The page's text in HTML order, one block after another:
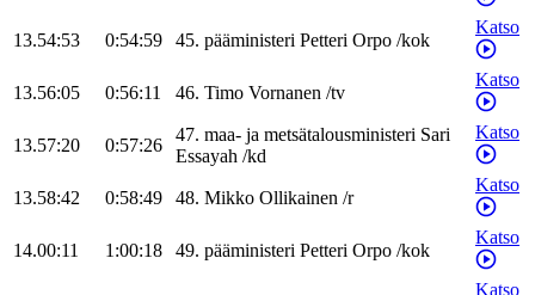
13.54:53 0:54:59 45. pääministeri Petteri Orpo /kok
Katso
13.56:05 0:56:11 46. Timo Vornanen /tv
Katso
13.57:20 0:57:26
47. maa- ja metsätalousministeri Sari
Essayah /kd
Katso
13.58:42 0:58:49 48. Mikko Ollikainen /r
Katso
14.00:11 1:00:18 49. pääministeri Petteri Orpo /kok
Katso
Katso